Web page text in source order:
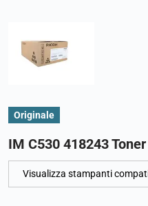
Originale
IM C530 418243
Visualizza stampanti